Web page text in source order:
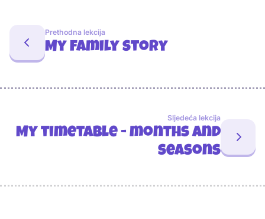
Prethodna lekcija
My family story
Sljedeća lekcija
My timetable - months and
seasons